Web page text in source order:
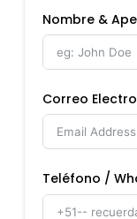
Nombre &
Correo
Teléfono /